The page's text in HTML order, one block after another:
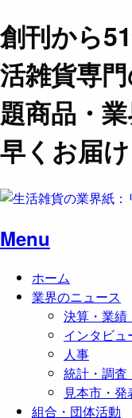
創刊から
活雑貨専
題商品・
早くお届け
Menu
ホーム
業界のニュース
決算・業績
インタビュ
人事
統計・調査
見本市・
組合・団体活動